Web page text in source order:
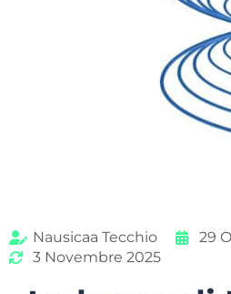
Nausicaa Tecchio 29
3 Novembre 2025